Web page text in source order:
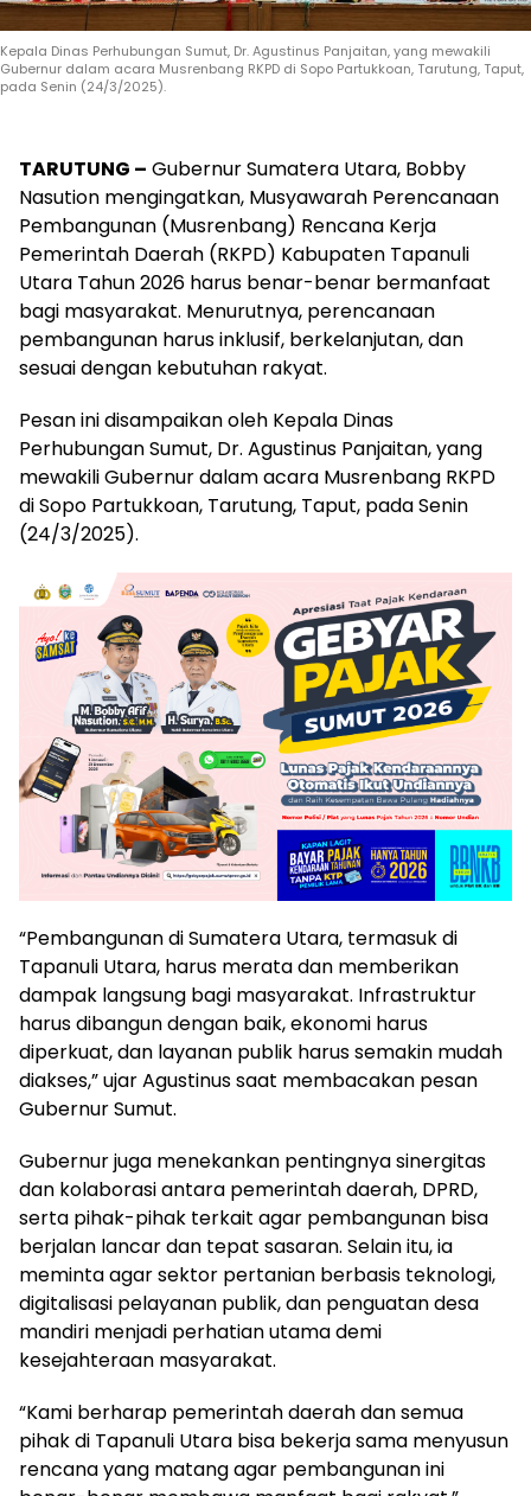
Kepala Dinas Perhubungan Sumut, Dr. Agustinus Panjaitan, yang mewakili
Gubernur dalam acara Musrenbang RKPD di Sopo Partukkoan, Tarutung, Taput,
pada Senin (24/3/2025).
TARUTUNG – Gubernur Sumatera Utara, Bobby
Nasution mengingatkan, Musyawarah Perencanaan
Pembangunan (Musrenbang) Rencana Kerja
Pemerintah Daerah (RKPD) Kabupaten Tapanuli
Utara Tahun 2026 harus benar-benar bermanfaat
bagi masyarakat. Menurutnya, perencanaan
pembangunan harus inklusif, berkelanjutan, dan
sesuai dengan kebutuhan rakyat.
Pesan ini disampaikan oleh Kepala Dinas
Perhubungan Sumut, Dr. Agustinus Panjaitan, yang
mewakili Gubernur dalam acara Musrenbang RKPD
di Sopo Partukkoan, Tarutung, Taput, pada Senin
(24/3/2025).
“Pembangunan di Sumatera Utara, termasuk di
Tapanuli Utara, harus merata dan memberikan
dampak langsung bagi masyarakat. Infrastruktur
harus dibangun dengan baik, ekonomi harus
diperkuat, dan layanan publik harus semakin mudah
diakses,” ujar Agustinus saat membacakan pesan
Gubernur Sumut.
Gubernur juga menekankan pentingnya sinergitas
dan kolaborasi antara pemerintah daerah, DPRD,
serta pihak-pihak terkait agar pembangunan bisa
berjalan lancar dan tepat sasaran. Selain itu, ia
meminta agar sektor pertanian berbasis teknologi,
digitalisasi pelayanan publik, dan penguatan desa
mandiri menjadi perhatian utama demi
kesejahteraan masyarakat.
“Kami berharap pemerintah daerah dan semua
pihak di Tapanuli Utara bisa bekerja sama menyusun
rencana yang matang agar pembangunan ini